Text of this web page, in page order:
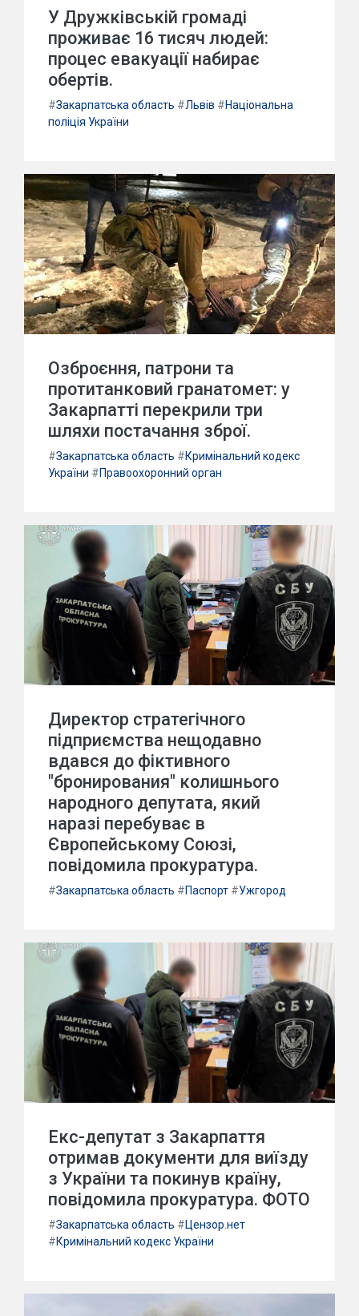
У Дружківській громаді
проживає 16 тисяч людей:
процес евакуації набирає
обертів.
#Закарпатська область #Львів #Національна
поліція України
Озброєння, патрони та
протитанковий гранатомет: у
Закарпатті перекрили три
шляхи постачання зброї.
#Закарпатська область #Кримінальний кодекс
України #Правоохоронний орган
Директор стратегічного
підприємства нещодавно
вдався до фіктивного
"бронирования" колишнього
народного депутата, який
наразі перебуває в
Європейському Союзі,
повідомила прокуратура.
#Закарпатська область #Паспорт #Ужгород
Екс-депутат з Закарпаття
отримав документи для виїзду
з України та покинув країну,
повідомила прокуратура. ФОТО
#Закарпатська область #Цензор.нет
#Кримінальний кодекс України